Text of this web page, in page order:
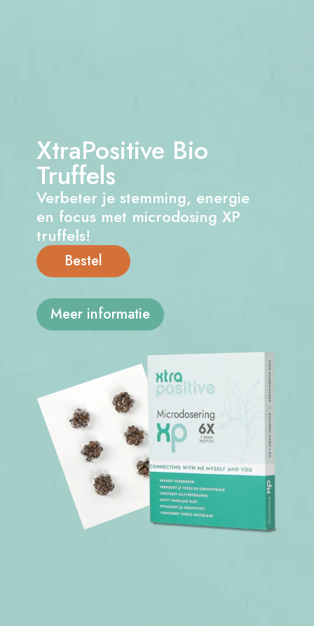
XtraPositive Bio
Truffels
Verbeter je stemming, energie
en focus met microdosing XP
truffels!
Bestel
Meer informatie